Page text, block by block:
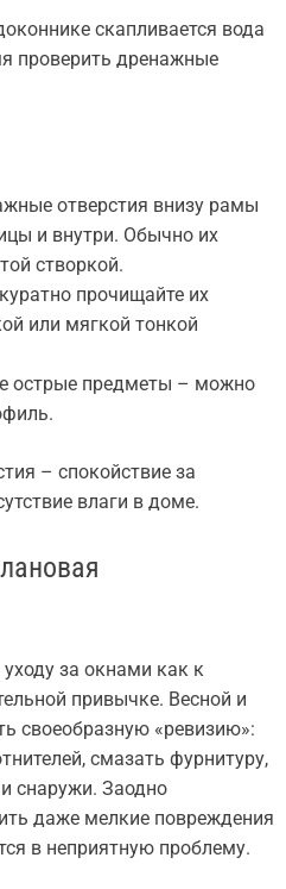
скапливается вода
проверить дренажные
отверстия внизу рамы
и внутри. Обычно их
створкой.
прочищайте их
или мягкой тонкой
острые предметы – можно
– спокойствие за
влаги в доме.
за окнами как к
привычке. Весной и
своеобразную «ревизию»:
смазать фурнитуру,
снаружи. Заодно
даже мелкие повреждения
в неприятную проблему.